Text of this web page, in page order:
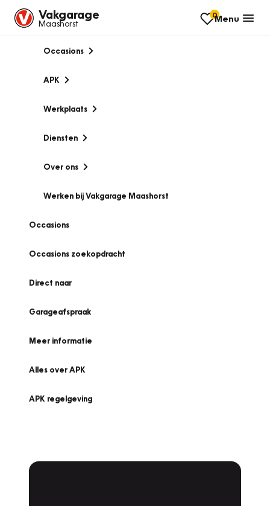
Vakgarage
Maashorst
0Menu
Occasions
APK
Werkplaats
Diensten
Over ons
Werken bij Vakgarage Maashorst
Occasions
Occasions zoekopdracht
Direct naar
Garageafspraak
Meer informatie
Alles over APK
APK regelgeving